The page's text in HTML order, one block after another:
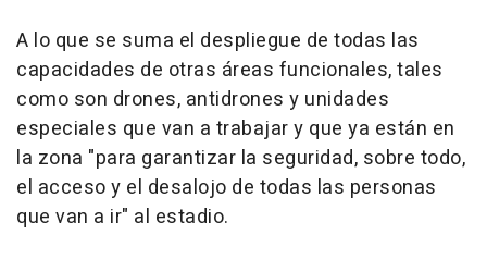
A lo que se suma el despliegue de todas las
capacidades de otras áreas funcionales, tales
como son drones, antidrones y unidades
especiales que van a trabajar y que ya están en
la zona "para garantizar la seguridad, sobre todo,
el acceso y el desalojo de todas las personas
que van a ir" al estadio.